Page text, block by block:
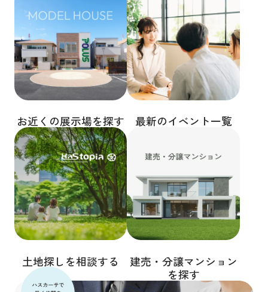
お近くの展示場を探す 最新のイベント一覧
土地探しを相談する
建売・分譲マンション
を探す